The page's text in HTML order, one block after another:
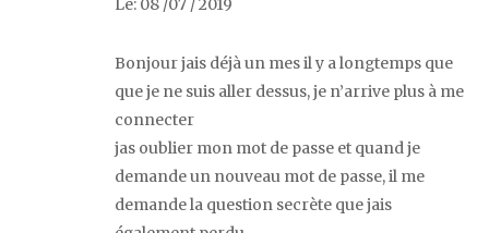
Le: 08 /07 / 2019
Bonjour jais déjà un mes il y a longtemps que
que je ne suis aller dessus, je n’arrive plus à me
connecter
jas oublier mon mot de passe et quand je
demande un nouveau mot de passe, il me
demande la question secrète que jais